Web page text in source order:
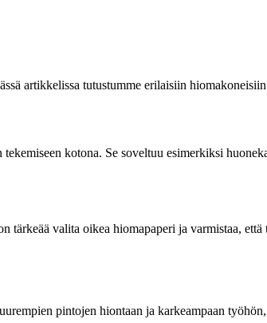
artikkelissa tutustumme erilaisiin
kotona. Se soveltuu esimerkiksi
valita oikea hiomapaperi ja varmistaa,
pintojen hiontaan ja karkeampaan